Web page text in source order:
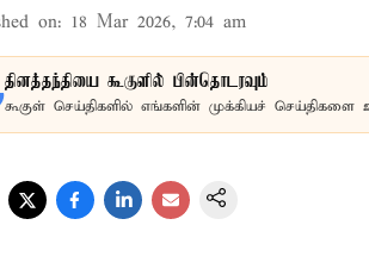
on: 18 Mar 2026, 7:04 am
தினத்தந்தியை கூகுளில் பின்தொடரவும்
கூகுள் செய்திகளில் எங்களின் முக்கியச் செய்திகளை